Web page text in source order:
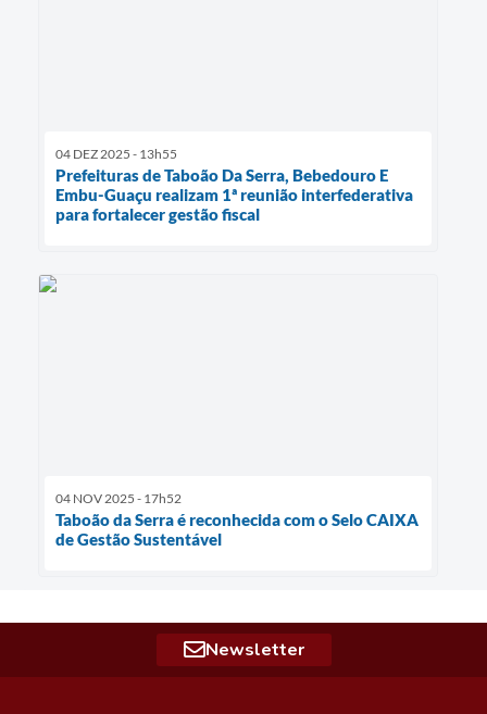
04 DEZ 2025 - 13h55
Prefeituras de Taboão Da Serra, Bebedouro E
Embu-Guaçu realizam 1ª reunião interfederativa
para fortalecer gestão fiscal
04 NOV 2025 - 17h52
Taboão da Serra é reconhecida com o Selo CAIXA
de Gestão Sustentável
Newsletter